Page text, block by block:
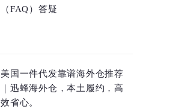
（FAQ）答疑
美国一件代发靠谱海外仓推荐
｜迅蜂海外仓，本土履约，高
效省心。